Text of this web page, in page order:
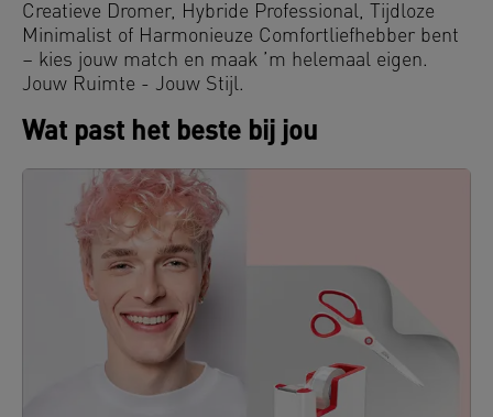
Creatieve Dromer, Hybride Professional, Tijdloze
Minimalist of Harmonieuze Comfortliefhebber bent
– kies jouw match en maak ’m helemaal eigen.
Jouw Ruimte - Jouw Stijl.
Wat past het beste bij jou